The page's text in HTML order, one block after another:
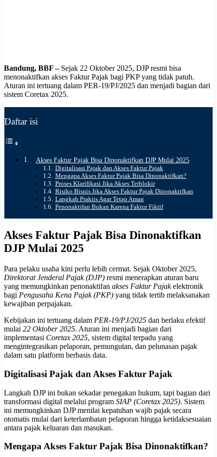
Bandung, BBF – Sejak 22 Oktober 2025, DJP resmi bisa
menonaktifkan akses Faktur Pajak bagi PKP yang tidak patuh.
Aturan ini tertuang dalam PER-19/PJ/2025 dan menjadi bagian dari
sistem Coretax 2025.
Daftar isi
Akses Faktur Pajak Bisa Dinonaktifkan DJP Mulai 2025
Digitalisasi Pajak dan Akses Faktur Pajak
Mengapa Akses Faktur Pajak Bisa Dinonaktifkan?
Proses Klarifikasi Jika Akses Terblokir
Risiko Bisnis Jika Akses Faktur Pajak Dinonaktifkan
Langkah Praktis Agar Tetap Aman
Penonaktifan Bukan Karena Faktur Fiktif
Akses Faktur Pajak Bisa Dinonaktifkan
DJP Mulai 2025
Para pelaku usaha kini perlu lebih cermat. Sejak Oktober 2025,
Direktorat Jenderal Pajak (DJP) resmi menerapkan aturan baru
yang memungkinkan penonaktifan akses Faktur Pajakelektronik
bagi Pengusaha Kena Pajak (PKP) yang tidak tertib melaksanakan
kewajiban perpajakan.
Kebijakan ini tertuang dalam PER-19/PJ/2025 dan berlaku efektif
mulai 22 Oktober 2025. Aturan ini menjadi bagian dari
implementasi Coretax 2025, sistem digital terpadu yang
mengintegrasikan pelaporan, pemungutan, dan pelunasan pajak
dalam satu platform berbasis data.
Digitalisasi Pajak dan Akses Faktur Pajak
Langkah DJP ini bukan sekadar penegakan hukum, tapi bagian dari
transformasi digital melalui program SIAP (Coretax 2025). Sistem
ini memungkinkan DJP menilai kepatuhan wajib pajak secara
otomatis mulai dari keterlambatan pelaporan hingga ketidaksesuaian
antara pajak keluaran dan masukan.
Mengapa Akses Faktur Pajak Bisa Dinonaktifkan?